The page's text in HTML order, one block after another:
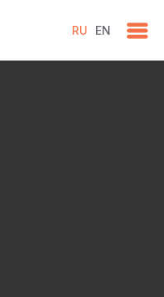
RU EN